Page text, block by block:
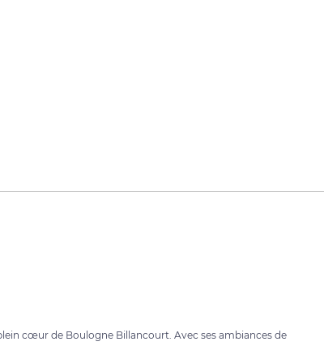
cœur de Boulogne Billancourt. Avec ses ambiances de